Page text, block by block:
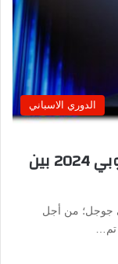
الدوري الاسباني
رسميًا .. تحديد موعد السوبر الأوروبي 2024 بين
جوجل؛ من أجل